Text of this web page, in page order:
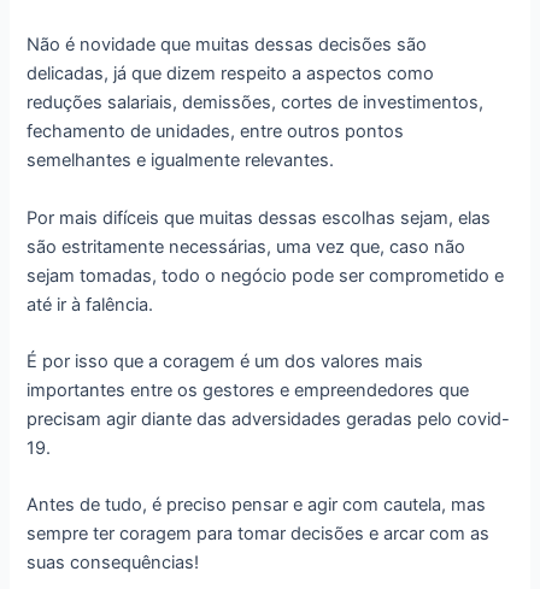
Não é novidade que muitas dessas decisões são
delicadas, já que dizem respeito a aspectos como
reduções salariais, demissões, cortes de investimentos,
fechamento de unidades, entre outros pontos
semelhantes e igualmente relevantes.
Por mais difíceis que muitas dessas escolhas sejam, elas
são estritamente necessárias, uma vez que, caso não
sejam tomadas, todo o negócio pode ser comprometido e
até ir à falência.
É por isso que a coragem é um dos valores mais
importantes entre os gestores e empreendedores que
precisam agir diante das adversidades geradas pelo covid-
19.
Antes de tudo, é preciso pensar e agir com cautela, mas
sempre ter coragem para tomar decisões e arcar com as
suas consequências!